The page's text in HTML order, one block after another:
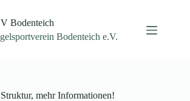
Bodenteich
Bodenteich e.V.
mehr Informationen!